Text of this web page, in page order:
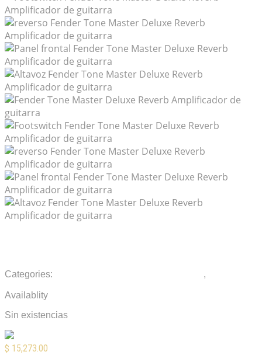
Categories:
,
Availablity
Sin existencias
$ 15,273.00